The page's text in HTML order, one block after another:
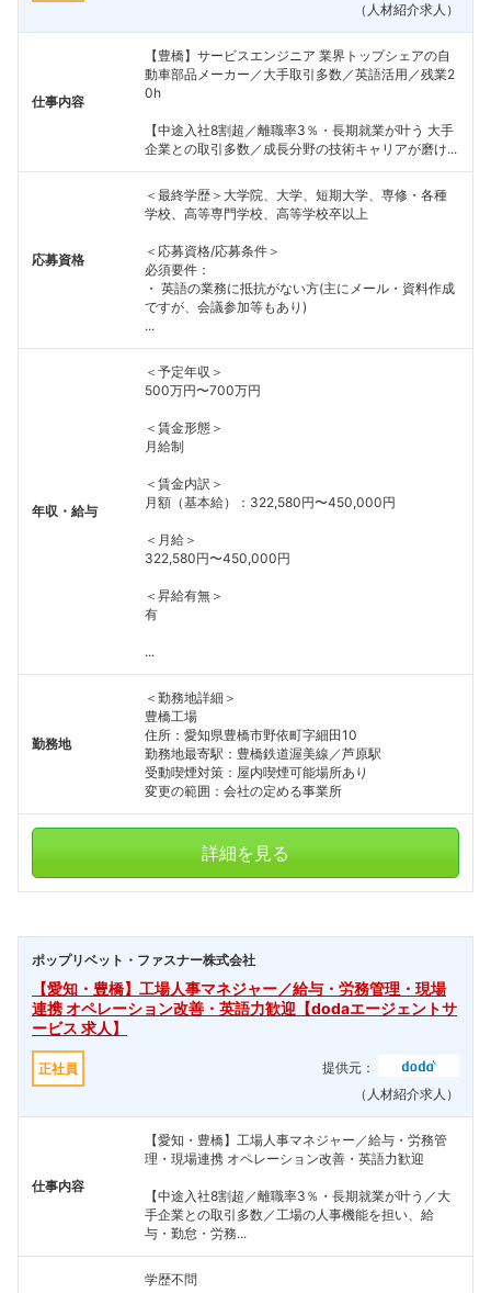
（人材紹介求人）
仕事内容
【豊橋】サービスエンジニア 業界トップシェアの自
動車部品メーカー／大手取引多数／英語活用／残業2
0h
【中途入社8割超／離職率3％・長期就業が叶う 大手
企業との取引多数／成長分野の技術キャリアが磨け...
応募資格
＜最終学歴＞大学院、大学、短期大学、専修・各種
学校、高等専門学校、高等学校卒以上
＜応募資格/応募条件＞
必須要件：
・ 英語の業務に抵抗がない方(主にメール・資料作成
ですが、会議参加等もあり)
...
年収・給与
＜予定年収＞
500万円〜700万円
＜賃金形態＞
月給制
＜賃金内訳＞
月額（基本給）：322,580円〜450,000円
＜月給＞
322,580円〜450,000円
＜昇給有無＞
有
...
勤務地
＜勤務地詳細＞
豊橋工場
住所：愛知県豊橋市野依町字細田10
勤務地最寄駅：豊橋鉄道渥美線／芦原駅
受動喫煙対策：屋内喫煙可能場所あり
変更の範囲：会社の定める事業所
詳細を見る
ポップリベット・ファスナー株式会社
【愛知・豊橋】工場人事マネジャー／給与・労務管理・現場
連携 オペレーション改善・英語力歓迎【dodaエージェントサ
ービス 求人】
正社員
提供元：
（人材紹介求人）
仕事内容
【愛知・豊橋】工場人事マネジャー／給与・労務管
理・現場連携 オペレーション改善・英語力歓迎
【中途入社8割超／離職率3％・長期就業が叶う／大
手企業との取引多数／工場の人事機能を担い、給
与・勤怠・労務...
学歴不問